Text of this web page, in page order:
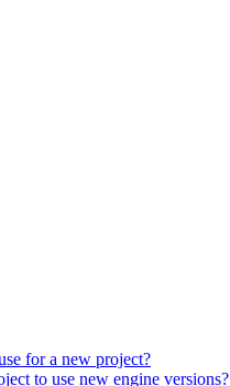
for a new project?
to use new engine versions?